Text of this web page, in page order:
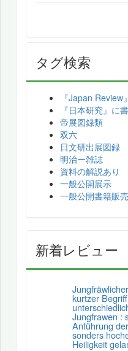
タグ検索
『Japan Review
『日本研究』に
帝展図録類
双六
日文研出展図録
明治ー雑誌
資料の解説あり
一般公開展示
一般公開書籍販売
新着レビュー
kurtzer
Jungfrawen :
Anführung
sonders
Heiligkeit